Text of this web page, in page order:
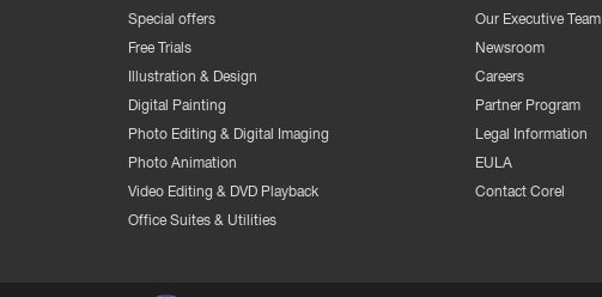
Special offers
Free Trials
Illustration & Design
Digital Painting
Photo Editing & Digital Imaging
Photo Animation
Video Editing & DVD Playback
Office Suites & Utilities
Our Executive Team
Newsroom
Careers
Partner Program
Legal Information
EULA
Contact Corel